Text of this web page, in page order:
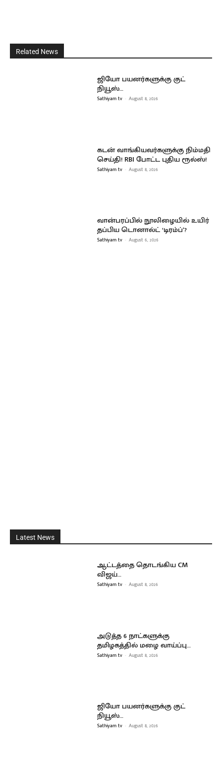
Related News
ஜியோ பயனர்களுக்கு குட்
நியூஸ்…
Sathiyam tv - August 8, 2026
கடன் வாங்கியவர்களுக்கு நிம்மதி
செய்தி! RBI போட்ட புதிய ரூல்ஸ்!
Sathiyam tv - August 8, 2026
வான்பரப்பில் நூலிழையில் உயிர்
தப்பிய டொனால்ட் ‘டிரம்ப்’?
Sathiyam tv - August 6, 2026
Latest News
ஆட்டத்தை தொடங்கிய CM
விஜய்…
Sathiyam tv - August 8, 2026
அடுத்த 6 நாட்களுக்கு
தமிழகத்தில் மழை வாய்ப்பு…
Sathiyam tv - August 8, 2026
ஜியோ பயனர்களுக்கு குட்
நியூஸ்…
Sathiyam tv - August 8, 2026